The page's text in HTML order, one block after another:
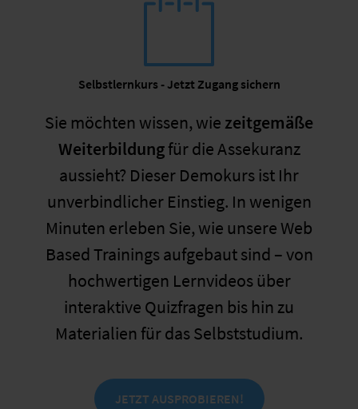
Selbstlernkurs - Jetzt Zugang sichern
Sie möchten wissen, wie zeitgemäße
Weiterbildungfür die Assekuranz
aussieht? Dieser Demokurs ist Ihr
unverbindlicher Einstieg. In wenigen
Minuten erleben Sie, wie unsere Web
Based Trainings aufgebaut sind – von
hochwertigen Lernvideos über
interaktive Quizfragen bis hin zu
Materialien für das Selbststudium.
JETZT AUSPROBIEREN!